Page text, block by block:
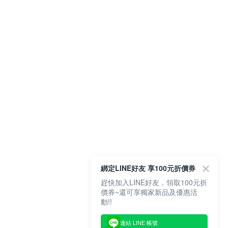
綁定LINE好友 享100元折價券
趕快加入LINE好友，領取100元折
價券~還可享獨家新品及優惠活
動!!
連結 LINE 帳號